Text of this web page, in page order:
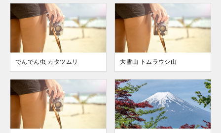
でんでん虫 カタツムリ 大雪山 トムラウシ山